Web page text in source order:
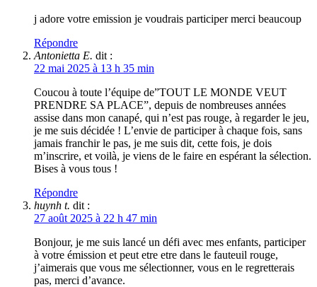
j adore votre emission je voudrais participer merci beaucoup
Répondre
Antonietta E. dit :
22 mai 2025 à 13 h 35 min
Coucou à toute l’équipe de”TOUT LE MONDE VEUT
PRENDRE SA PLACE”, depuis de nombreuses années
assise dans mon canapé, qui n’est pas rouge, à regarder le jeu,
je me suis décidée ! L’envie de participer à chaque fois, sans
jamais franchir le pas, je me suis dit, cette fois, je dois
m’inscrire, et voilà, je viens de le faire en espérant la sélection.
Bises à vous tous !
Répondre
huynh t. dit :
27 août 2025 à 22 h 47 min
Bonjour, je me suis lancé un défi avec mes enfants, participer
à votre émission et peut etre etre dans le fauteuil rouge,
j’aimerais que vous me sélectionner, vous en le regretterais
pas, merci d’avance.